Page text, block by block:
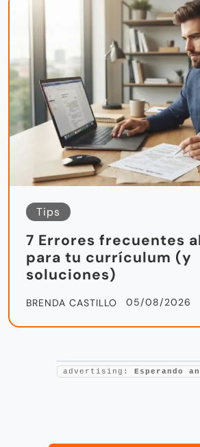
Tips
7 Errores frecuentes
para tu currículum (y
soluciones)
BRENDA CASTILLO 05/08/2026
advertising: Esperando